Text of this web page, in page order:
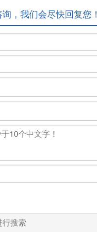
，我们会尽快回复您！